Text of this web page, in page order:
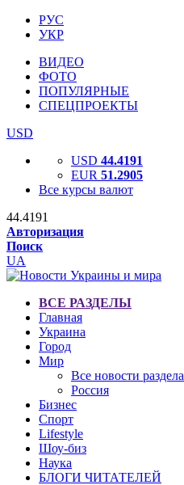
РУС
УКР
ВИДЕО
ФОТО
ПОПУЛЯРНЫЕ
СПЕЦПРОЕКТЫ
USD
USD 44.4191
EUR 51.2905
Все курсы валют
44.4191
Авторизация
Поиск
UA
ВСЕ РАЗДЕЛЫ
Главная
Украина
Город
Мир
Все новости раздела
Россия
Бизнес
Спорт
Lifestyle
Шоу-биз
Наука
БЛОГИ ЧИТАТЕЛЕЙ